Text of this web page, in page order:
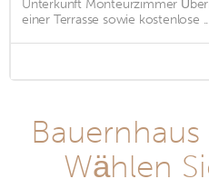
Unterkunft Monteurzimmer
einer Terrasse sowie kostenlose
Wählen